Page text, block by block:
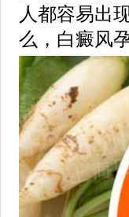
人都容易出
么，白癜风